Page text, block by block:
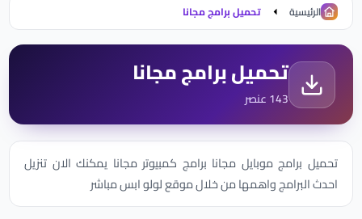
الرئيسية تحميل برامج مجانا
تحميل برامج مجانا
143 عنصر
تحميل برامج موبايل مجانا برامج كمبيوتر مجانا يمكنك الان تنزيل
احدث البرامج واهمها من خلال موقع لولو ابس مباشر